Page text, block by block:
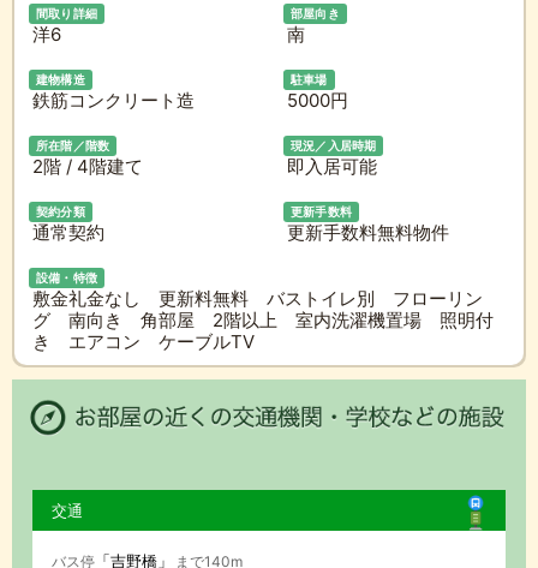
間取り詳細
洋6
部屋向き
南
建物構造
鉄筋コンクリート造
駐車場
5000円
所在階／階数
2階 / 4階建て
現況／入居時期
即入居可能
契約分類
通常契約
更新手数料
更新手数料無料物件
設備・特徴
敷金礼金なし 更新料無料 バストイレ別 フローリン
グ 南向き 角部屋 2階以上 室内洗濯機置場 照明付
き エアコン ケーブルTV
交通
バス停「吉野橋」 まで140m